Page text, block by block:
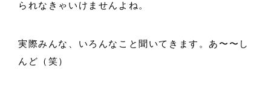
られなきゃいけませんよね。
実際みんな、いろんなこと聞いてきます。あ〜〜し
んど（笑）